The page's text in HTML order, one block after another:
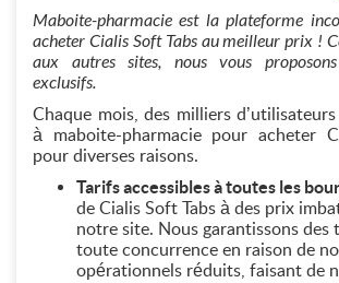
Maboite-pharmacie est la plateforme
acheter Cialis Soft Tabs au meilleur prix !
aux autres sites, nous vous
exclusifs.
Chaque mois, des milliers
à maboite-pharmacie pour acheter
pour diverses raisons.
Tarifs accessibles à toutes les
de Cialis Soft Tabs à des prix
notre site. Nous garantissons
toute concurrence en raison de
opérationnels réduits, faisant de